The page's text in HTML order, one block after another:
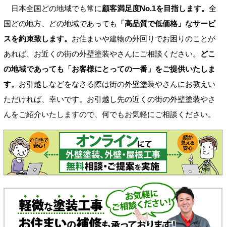
日本全国どの地域でも常に顧客満足度No.1を目指します。 全
国どの地方、どの地域であっても
「高品質で低価格」なサービ
スを約束致します。 お住まいや建物の外回りでお困りのことが
あれば、お近くの街の外壁塗装やさんにご相談ください。
どこ
の地域であっても「お客様にとっての一番」をご提供いたしま
す。 お引越しなどをなさる際は街の外壁塗装やさんにお教えい
ただければ、幸いです。お引越し先の近くの街の外壁塗装やさ
んをご紹介いたしますので、何でもお気軽にご相談ください。